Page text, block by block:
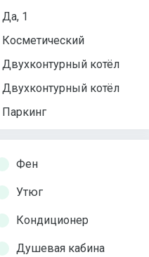
Да, 1
Косметический
Двухконтурный котёл
Двухконтурный котёл
Паркинг
Фен
Утюг
Кондиционер
Душевая кабина